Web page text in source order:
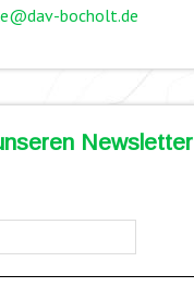
bocholt.de
Newsletter